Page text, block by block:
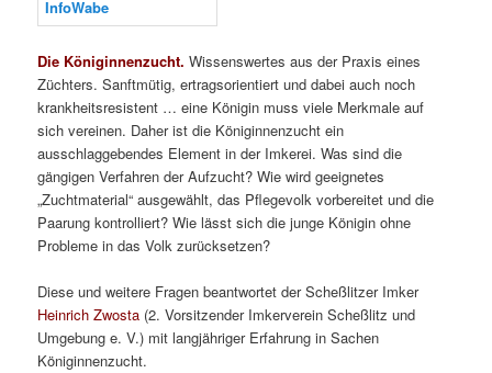
Die Königinnenzucht. Wissenswertes aus der Praxis eines
Züchters. Sanftmütig, ertragsorientiert und dabei auch noch
krankheitsresistent … eine Königin muss viele Merkmale auf
sich vereinen. Daher ist die Königinnenzucht ein
ausschlaggebendes Element in der Imkerei. Was sind die
gängigen Verfahren der Aufzucht? Wie wird geeignetes
„Zuchtmaterial“ ausgewählt, das Pflegevolk vorbereitet und die
Paarung kontrolliert? Wie lässt sich die junge Königin ohne
Probleme in das Volk zurücksetzen?
Diese und weitere Fragen beantwortet der Scheßlitzer Imker
Heinrich Zwosta (2. Vorsitzender Imkerverein Scheßlitz und
Umgebung e. V.) mit langjähriger Erfahrung in Sachen
Königinnenzucht.